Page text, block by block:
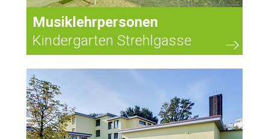
Musiklehrpersonen
Kindergarten Strehlgasse